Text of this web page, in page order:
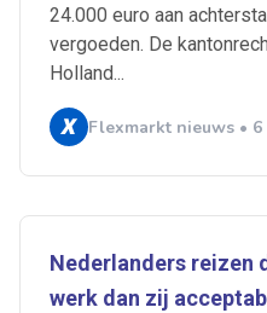
24.000 euro aan
vergoeden. De
Holland...
Flexmarkt nieuws • 6
Nederlanders reizen
werk dan zij